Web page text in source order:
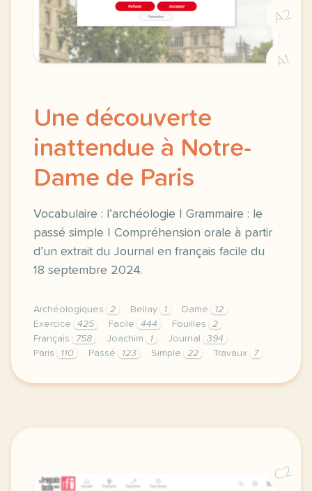
A2
A1
Une découverte
inattendue à Notre-
Dame de Paris
Vocabulaire : l’archéologie | Grammaire : le
passé simple | Compréhension orale à partir
d’un extrait du Journal en français facile du
18 septembre 2024.
Archéologiques 2 Bellay 1 Dame
12
Exercice
425 Facile 444 Fouilles
2
Français
758 Joachim 1 Journal
394
Paris
110 Passé 123 Simple 22 Travaux 7
exercice b2 une decouverte inattendue a notre
C2